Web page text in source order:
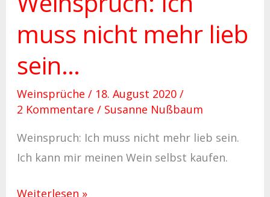
muss nicht mehr lieb
sein…
Weinsprüche / 18. August 2020 /
2 Kommentare / Susanne Nußbaum
Weinspruch: Ich muss nicht mehr lieb sein.
Ich kann mir meinen Wein selbst kaufen.
Weiterlesen »